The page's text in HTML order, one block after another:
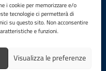
i cookie per memorizzare e/o
tecnologie ci permetterà di
su questo sito. Non acconsentire
e funzioni.
Visualizza le preferenze